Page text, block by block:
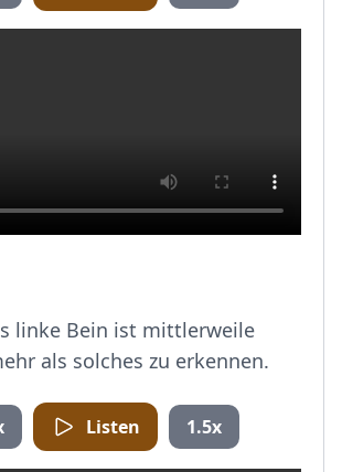
linke Bein ist mittlerweile
als solches zu erkennen.
Listen 1.5x